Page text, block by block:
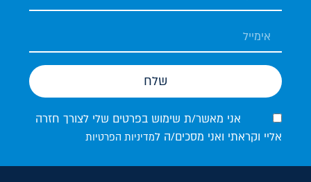
אני מאשר/ת שימוש בפרטים שלי לצורך חזרה
אליי וקראתי ואני מסכים/ה למדיניות הפרטיות
שלח